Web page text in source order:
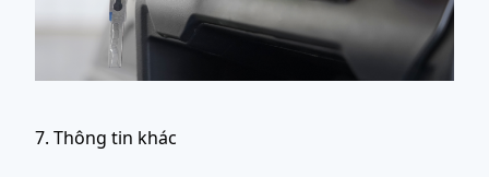
7. Thông tin khác